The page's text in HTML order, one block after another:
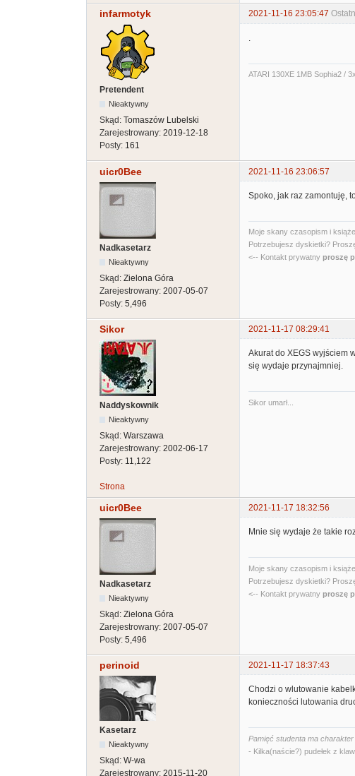
infarmotyk 2021-11-16 23:05:47
Pretendent
Nieaktywny
Skąd: Tomaszów Lubelski
Zarejestrowany: 2019-12-18
Posty: 161
ATARI 130XE 1MB Sophia2 /
uicr0Bee 2021-11-16 23:06:57
Nadkasetarz
Nieaktywny
Skąd: Zielona Góra
Zarejestrowany: 2007-05-07
Posty: 5,496
Spoko, jak raz zamontuję,
Moje skany czasopism i
Potrzebujesz dyskietki?
<-- Kontakt prywatny proszę
Sikor 2021-11-17 08:29:41
Naddyskownik
Nieaktywny
Skąd: Warszawa
Zarejestrowany: 2002-06-17
Posty: 11,122
Akurat do XEGS wyjściem
się wydaje przynajmniej.
Sikor umarł...
Strona
uicr0Bee 2021-11-17 18:32:56
Nadkasetarz
Nieaktywny
Skąd: Zielona Góra
Zarejestrowany: 2007-05-07
Posty: 5,496
Mnie się wydaje że takie
Moje skany czasopism i
Potrzebujesz dyskietki?
<-- Kontakt prywatny proszę
perinoid 2021-11-17 18:37:43
Kasetarz
Nieaktywny
Skąd: W-wa
Zarejestrowany: 2015-11-20
Chodzi o wlutowanie
konieczności lutowania
Pamięć studenta ma
- Kilka(naście?) pudełek z